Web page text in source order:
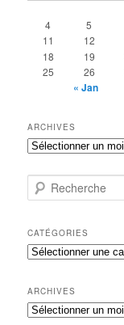
4 5
11
12
18
19
25
26
« Jan
ARCHIVES
Archives
e
h
e
r
h
e
CATÉGORIES
Catégories
ARCHIVES
Archives